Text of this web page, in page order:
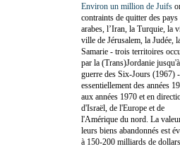
Environ un million de Juifs
contraints de quitter des pays
arabes, l’Iran, la Turquie, la
ville de Jérusalem, la Judée,
Samarie - trois territoires
par la (Trans)Jordanie
guerre des Six-Jours (1967) -,
essentiellement des années
aux années 1970 et en
d'Israël, de l'Europe et de
l'Amérique du nord. La
leurs biens abandonnés est
à 150-200 milliards de dollars.